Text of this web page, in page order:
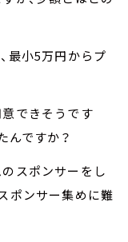
最小5万円からプ
できそうです
んですか？
スポンサーをし
ポンサー集めに難